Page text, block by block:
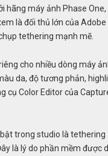
hãng máy ảnh Phase
là đối thủ lớn của Adobe
tethering mạnh mẽ.
cho nhiều dòng máy
da, độ tương phản,
cụ Color Editor của
trong studio là
là lý do phần mềm được